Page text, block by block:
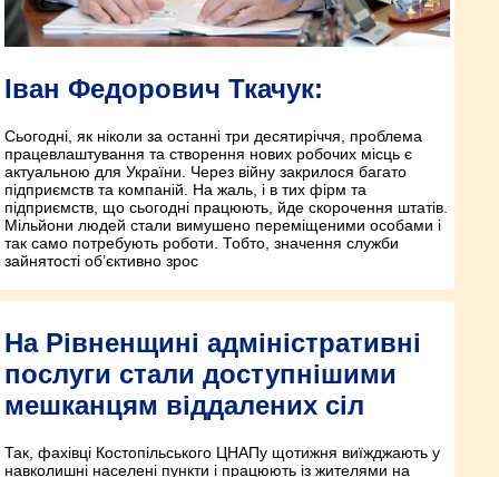
Іван Федорович Ткачук:
Сьогодні, як ніколи за останні три десятиріччя, проблема
працевлаштування та створення нових робочих місць є
актуальною для України. Через війну закрилося багато
підприємств та компаній. На жаль, і в тих фірм та
підприємств, що сьогодні працюють, йде скорочення штатів.
Мільйони людей стали вимушено переміщеними особами і
так само потребують роботи. Тобто, значення служби
зайнятості об’єктивно зрос
На Рівненщині адміністративні
послуги стали доступнішими
мешканцям віддалених сіл
Так, фахівці Костопільського ЦНАПу щотижня виїжджають у
навколишні населені пункти і працюють із жителями на